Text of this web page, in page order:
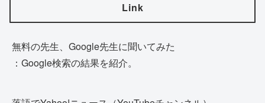
Link
無料の先生、Google先生に聞いてみた
：Google検索の結果を紹介。